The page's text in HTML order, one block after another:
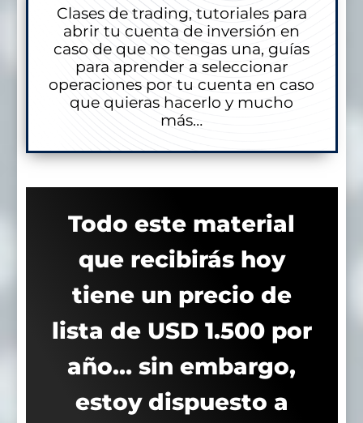
Clases de trading, tutoriales para
abrir tu cuenta de inversión en
caso de que no tengas una, guías
para aprender a seleccionar
operaciones por tu cuenta en caso
que quieras hacerlo y mucho
más…
Todo este material
que recibirás hoy
tiene un precio de
lista de USD 1.500 por
año… sin embargo,
estoy dispuesto a